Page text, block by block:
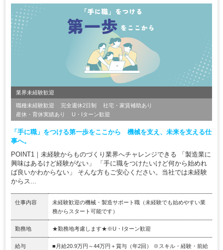
業界未経験歓迎
職種未経験歓迎 完全週休2日制
社宅・家賃補助あり
産休・育休実績あり
U・Iターン歓迎
「手に職」をつける第一歩をここから 機械を支え、未来を支える仕
事へ。
POINT1｜未経験からものづくり業界へチャレンジできる 「製造業に
興味はあるけど経験がない」 「手に職をつけたいけど何から始めれ
ば良いかわからない」 そんな方もご安心ください。当社では未経験
からス...
仕事内容
未経験歓迎の機械・製造サポート職（未経験でも始めやすい業
務からスタート可能です）
勤務地 ★勤務地考慮します★※U・Iターン歓迎
給与
■月給20.9万円～44万円＋賞与（年2回） ※スキル・経験・前給